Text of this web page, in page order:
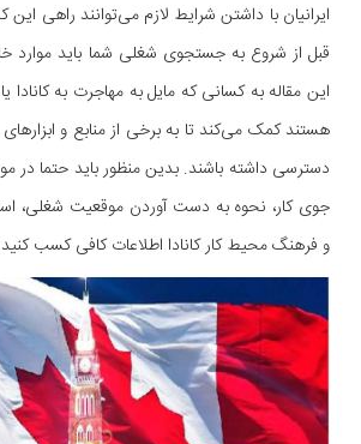
ایرانیان با داشتن شرایط لازم می‌توانند راهی
قبل از شروع به جستجوی شغلی شما باید موارد
این مقاله به کسانی که مایل به مهاجرت به کانادا
هستند کمک می‌کند تا به برخی از منابع و
دسترسی داشته باشند. بدین منظور باید حتما
جوی کار، نحوه به دست آوردن موقعیت شغلی،
و فرهنگ محیط کار کانادا اطلاعات کافی کسب